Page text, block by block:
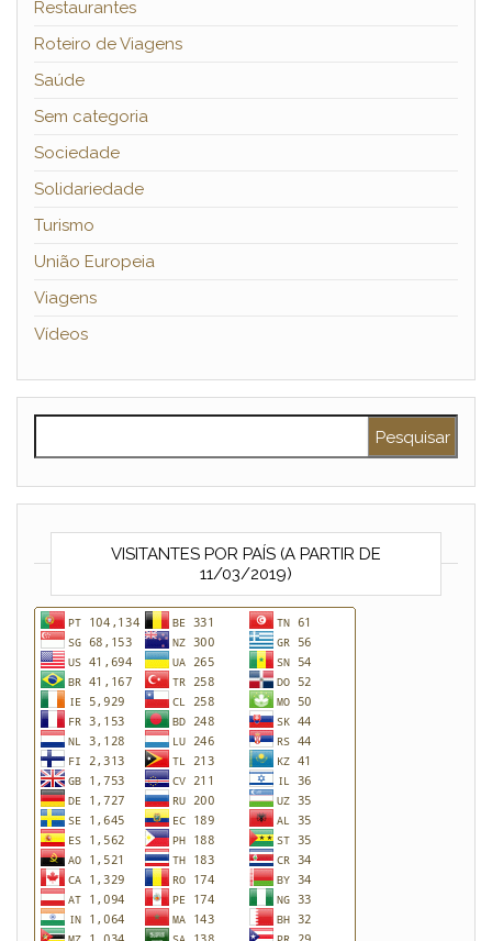
Restaurantes
Roteiro de Viagens
Saúde
Sem categoria
Sociedade
Solidariedade
Turismo
União Europeia
Viagens
Vídeos
VISITANTES POR PAÍS (A PARTIR DE
11/03/2019)